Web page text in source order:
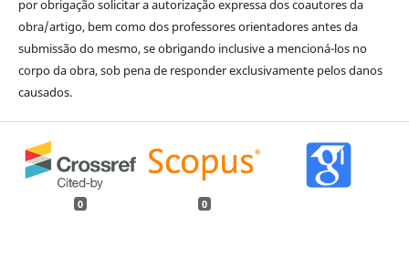
por obrigação solicitar a autorização expressa dos coautores da
obra/artigo, bem como dos professores orientadores antes da
submissão do mesmo, se obrigando inclusive a mencioná-los no
corpo da obra, sob pena de responder exclusivamente pelos danos
causados.
0 0